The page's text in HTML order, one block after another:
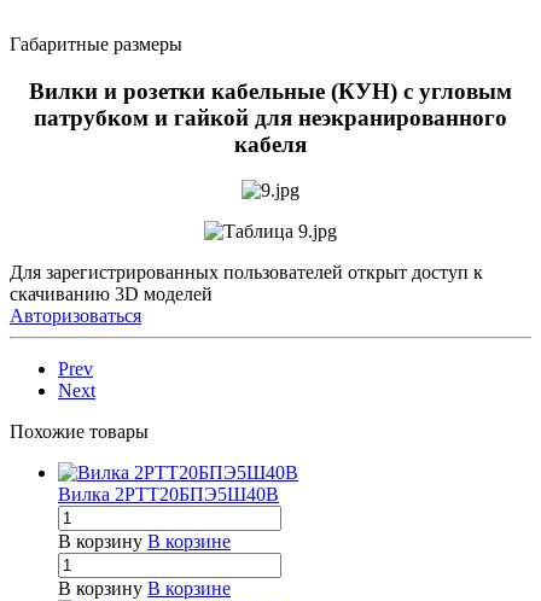
Габаритные размеры
Вилки и розетки кабельные (КУН) с угловым
патрубком и гайкой для неэкранированного
кабеля
Для зарегистрированных пользователей открыт доступ к
скачиванию 3D моделей
Авторизоваться
Prev
Next
Похожие товары
Вилка 2РТТ20БПЭ5Ш40В
В корзину В корзине
В корзину В корзине